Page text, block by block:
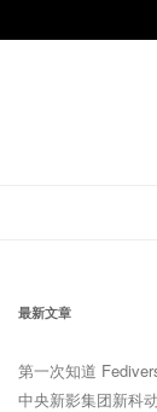
最新文章
第一次知道
中央新影集团新科